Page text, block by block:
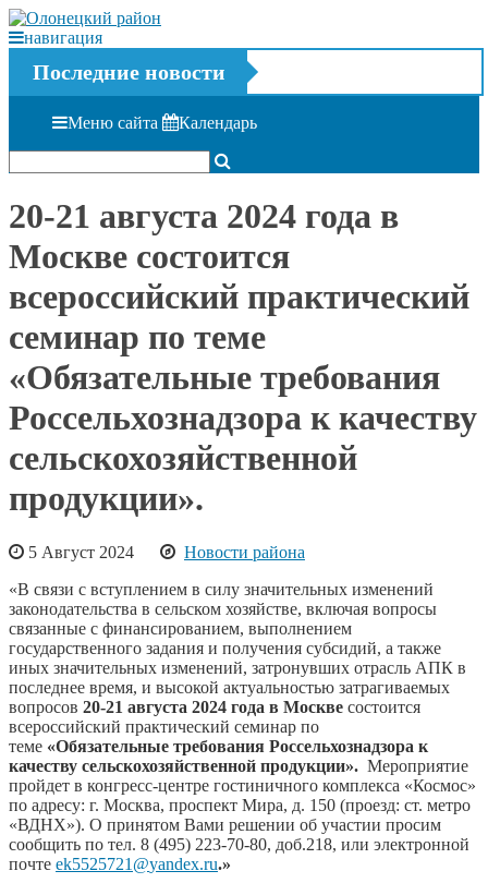
навигация
Последние новости
Меню сайта Календарь
20-21 августа 2024 года в
Москве состоится
всероссийский практический
семинар по теме
«Обязательные требования
Россельхознадзора к качеству
сельскохозяйственной
продукции».
5 Август 2024
Новости района
«В связи с вступлением в силу значительных изменений
законодательства в сельском хозяйстве, включая вопросы
связанные с финансированием, выполнением
государственного задания и получения субсидий, а также
иных значительных изменений, затронувших отрасль АПК в
последнее время, и высокой актуальностью затрагиваемых
вопросов 20-21 августа 2024 года в Москве состоится
всероссийский практический семинар по
теме «Обязательные требования Россельхознадзора к
качеству сельскохозяйственной продукции». Мероприятие
пройдет в конгресс-центре гостиничного комплекса «Космос»
по адресу: г. Москва, проспект Мира, д. 150 (проезд: ст. метро
«ВДНХ»). О принятом Вами решении об участии просим
сообщить по тел. 8 (495) 223-70-80, доб.218, или электронной
почте ek5525721@yandex.ru.»